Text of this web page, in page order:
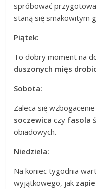
spróbować
staną się smakowitym
Piątek:
To dobry moment na
duszonych mięs
Sobota:
Zaleca się
soczewica czy fasola
obiadowych.
Niedziela:
Na koniec tygodnia
wyjątkowego, jak